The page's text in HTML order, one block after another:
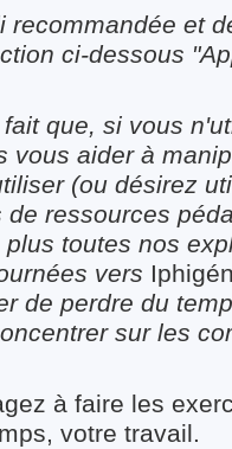
recommandée et
ci-dessous
que, si vous
vous aider à
(ou désirez
ressources
toutes nos
vers
de perdre du
sur les
à faire les
votre travail.